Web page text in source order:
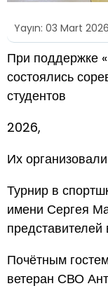
Yayın: 03 Mart 2026
При поддержке
состоялись
студентов
2026,
Их
Турнир в
имени Сергея
представителей
Почётным
ветеран СВО